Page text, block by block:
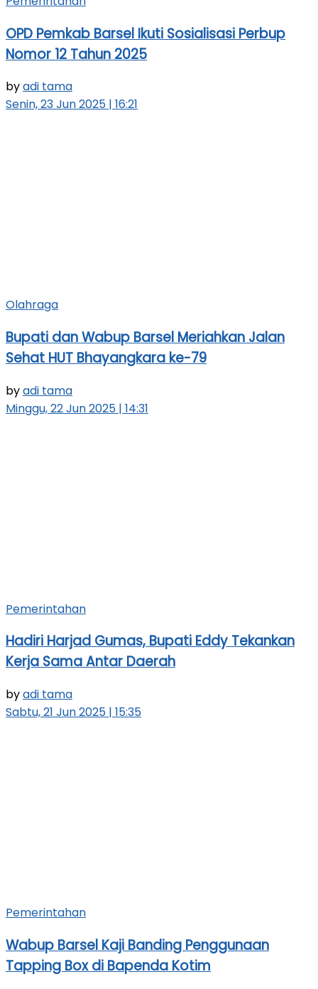
OPD Pemkab Barsel Ikuti Sosialisasi Perbup
Nomor 12 Tahun 2025
byadi tama
Senin, 23 Jun 2025 | 16:21
Olahraga
Bupati dan Wabup Barsel Meriahkan Jalan
Sehat HUT Bhayangkara ke-79
byadi tama
Minggu, 22 Jun 2025 | 14:31
Pemerintahan
Hadiri Harjad Gumas, Bupati Eddy Tekankan
Kerja Sama Antar Daerah
byadi tama
Sabtu, 21 Jun 2025 | 15:35
Pemerintahan
Wabup Barsel Kaji Banding Penggunaan
Tapping Box di Bapenda Kotim